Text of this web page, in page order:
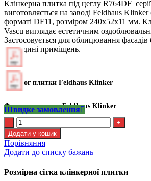
Клінкерна плитка під цеглу R764DF
виготовляється на заводі Feldhaus
форматі DF11, розміром 240х52х11 мм.
Vascu виглядає естетичним
Застосовується для облицювання фасадів
усередині приміщень.
Каталог плитки Feldhaus Klinker
Формати плитки Feldhaus Klinker
Швидке замовлення
Kлінкерна
плитка
Feldhaus
R
764
DF11
кількість
Додати у кошик
Порівняння
Додати до списку бажань
Розмірна сітка клінкерної плитки